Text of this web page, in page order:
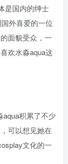
是国内的绅士
外喜爱的一位
面貌受众，一
欢水淼aqua这
aqua积累了不少
可以想见她在
文化的一